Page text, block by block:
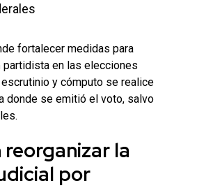
fortalecer medidas para
partidista en las elecciones
y cómputo se realice
donde se emitió el voto, salvo
la
por